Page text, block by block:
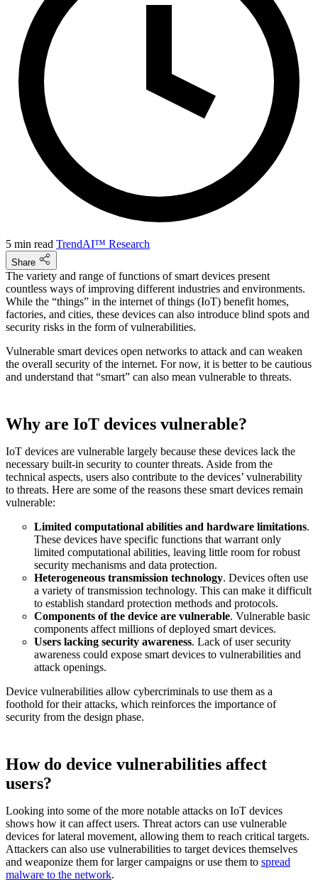
5 min read TrendAI™ Research
Share
The variety and range of functions of smart devices present
countless ways of improving different industries and environments.
While the “things” in the internet of things (IoT) benefit homes,
factories, and cities, these devices can also introduce blind spots and
security risks in the form of vulnerabilities.
Vulnerable smart devices open networks to attack and can weaken
the overall security of the internet. For now, it is better to be cautious
and understand that “smart” can also mean vulnerable to threats.
Why are IoT devices vulnerable?
IoT devices are vulnerable largely because these devices lack the
necessary built-in security to counter threats. Aside from the
technical aspects, users also contribute to the devices’ vulnerability
to threats. Here are some of the reasons these smart devices remain
vulnerable:
Limited computational abilities and hardware limitations.
These devices have specific functions that warrant only
limited computational abilities, leaving little room for robust
security mechanisms and data protection.
Heterogeneous transmission technology. Devices often use
a variety of transmission technology. This can make it difficult
to establish standard protection methods and protocols.
Components of the device are vulnerable. Vulnerable basic
components affect millions of deployed smart devices.
Users lacking security awareness. Lack of user security
awareness could expose smart devices to vulnerabilities and
attack openings.
Device vulnerabilities allow cybercriminals to use them as a
foothold for their attacks, which reinforces the importance of
security from the design phase.
How do device vulnerabilities affect
users?
Looking into some of the more notable attacks on IoT devices
shows how it can affect users. Threat actors can use vulnerable
devices for lateral movement, allowing them to reach critical targets.
Attackers can also use vulnerabilities to target devices themselves
and weaponize them for larger campaigns or use them to spread
malware to the network.